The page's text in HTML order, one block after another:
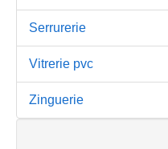
Serrurerie
Vitrerie pvc
Zinguerie